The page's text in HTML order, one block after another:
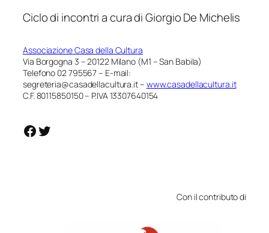
Ciclo di incontri a cura di Giorgio De Michelis
Associazione Casa della Cultura
Via Borgogna 3 – 20122 Milano (M1 – San Babila)
Telefono 02 795567 – E-mail:
segreteria@casadellacultura.it – www.casadellacultura.it
C.F. 80115850150 – P.IVA 13307640154
https://www.facebook.com/casadellaculturamilano https://twitter.com/c_dellacultura
Con il contributo di